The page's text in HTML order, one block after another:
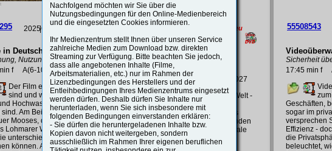
Nachfolgend möchten wir Sie über die
Nutzungsbedingungen für den Online-Medienbereich
und die eingesetzten Cookies informieren.
Ihr Medienzentrum stellt Ihnen über unseren Service
zahlreiche Medien zum Download bzw. direkten
Streaming zur Verfügung. Bitte beachten Sie jedoch,
dass alle angebotenen Inhalte (Filme,
Arbeitsmaterialien, etc.) nur im Rahmen der
Lizenzbedingungen des Herstellers und der
Entleihbedingungen Ihres Medienzentrums eingesetzt
werden dürfen. Deshalb dürfen Sie Inhalte nur
herunterladen, wenn Sie sich insbesondere mit
folgenden Bedingungen einverstanden erklären:
- Sie dürfen die heruntergeladenen Inhalte bzw.
Kopien davon nicht weitergeben, sondern
ausschließlich im Rahmen Ihrer eigenen beruflichen
Mediums einloggen,
2026|O
für die
Sicherheit
in Deutschland
02.06.2027
Wie sicher ist unsere Welt -
und welchen Preis hat
in Deutschland? Das
die wachsenden
für die internationale
und zeigt, warum
und Europa ihre
55508543
Videoüberwachung
Sicherheit über Privatsphäre?
17:45 min f
A(5-10);
Videoüberwachung gehört
zum Alltag: auf Straßen, in
Geschäften, bei Veranstaltungen und
sogar im privaten Umfeld. Kameras
versprechen Sicherheit, Schutz und
Effizienz - doch sie greifen zugleich in
die Privatsphäre ein. Dieser Schulfilm
beleuchtet, wie Videoüberwachung
55508402
Grundschule
30 min f A(3-
Das
Grundschule
darauf